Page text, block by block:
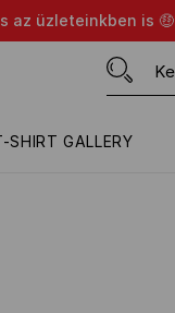
az üzleteinkben is 🤑
SHIRT GALLERY